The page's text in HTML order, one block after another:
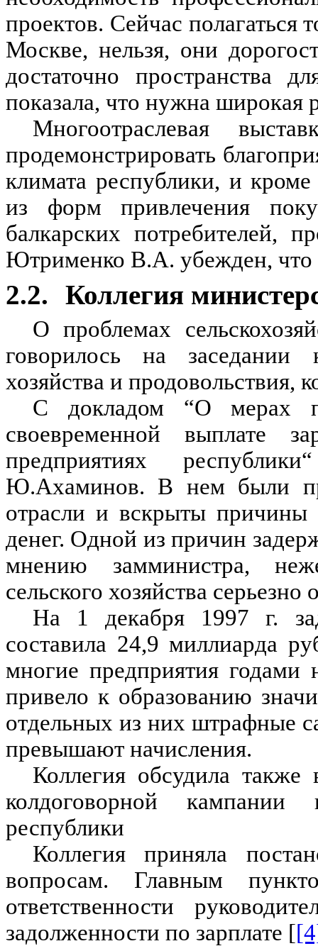
проектов. Сейчас полагаться
Москве, нельзя, они
достаточно пространства
показала, что нужна широкая
Многоотраслевая
продемонстрировать
климата республики, и кроме
из форм привлечения
балкарских потребителей,
Ютрименко В.А. убежден, что
2.2. Коллегия
О проблемах
говорилось на заседании
хозяйства и продовольствия,
С докладом “О мерах
своевременной выплате
предприятиях
Ю.Ахаминов. В нем были
отрасли и вскрыты причины
денег. Одной из причин
мнению замминистра,
сельского хозяйства
На 1 декабря 1997 г.
составила 24,9 миллиарда
многие предприятия
привело к образованию
отдельных из них штрафные
превышают начисления.
Коллегия обсудила
колдоговорной кампании
республики
Коллегия приняла
вопросам. Главным
ответственности
задолженности по зарплате [